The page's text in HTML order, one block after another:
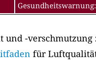
-verschmutzung
für